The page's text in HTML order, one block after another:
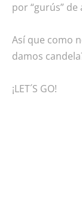
por “gurús”
Así que como
damos
¡LET´S GO!